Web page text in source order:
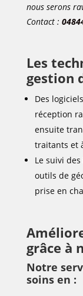
nous serons
Contact :
Les
gestion
Des
réception
ensuite
traitants et
Le suivi
outils de
prise en
grâce à
Notre
soins en :